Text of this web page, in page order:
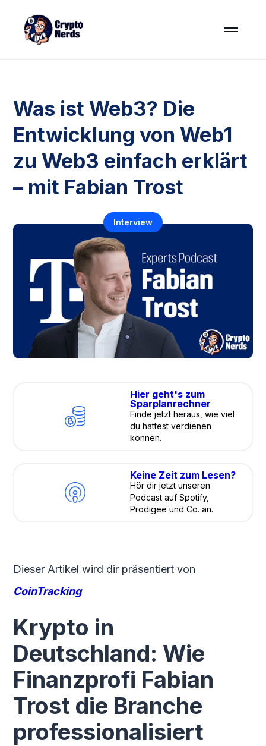
Was ist Web3? Die
Entwicklung von Web1
zu Web3 einfach erklärt
– mit Fabian Trost
Interview
Hier geht's zum
Sparplanrechner
Finde jetzt heraus, wie viel
du hättest verdienen
können.
Keine Zeit zum Lesen?
Hör dir jetzt unseren
Podcast auf Spotify,
Prodigee und Co. an.
Dieser Artikel wird dir präsentiert von
CoinTracking
Krypto in
Deutschland: Wie
Finanzprofi Fabian
Trost die Branche
professionalisiert